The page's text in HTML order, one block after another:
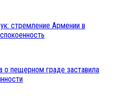
стремление Армении в